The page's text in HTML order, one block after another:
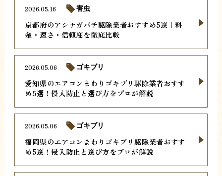
京都府のアシナガバチ駆除業者おすすめ5選｜料
金・速さ・信頼度を徹底比較
2026.05.16 害虫
愛知県のエアコンまわりゴキブリ駆除業者おすす
め5選！侵入防止と選び方をプロが解説
2026.05.06 ゴキブリ
福岡県のエアコンまわりゴキブリ駆除業者おすす
め5選！侵入防止と選び方をプロが解説
2026.05.06 ゴキブリ